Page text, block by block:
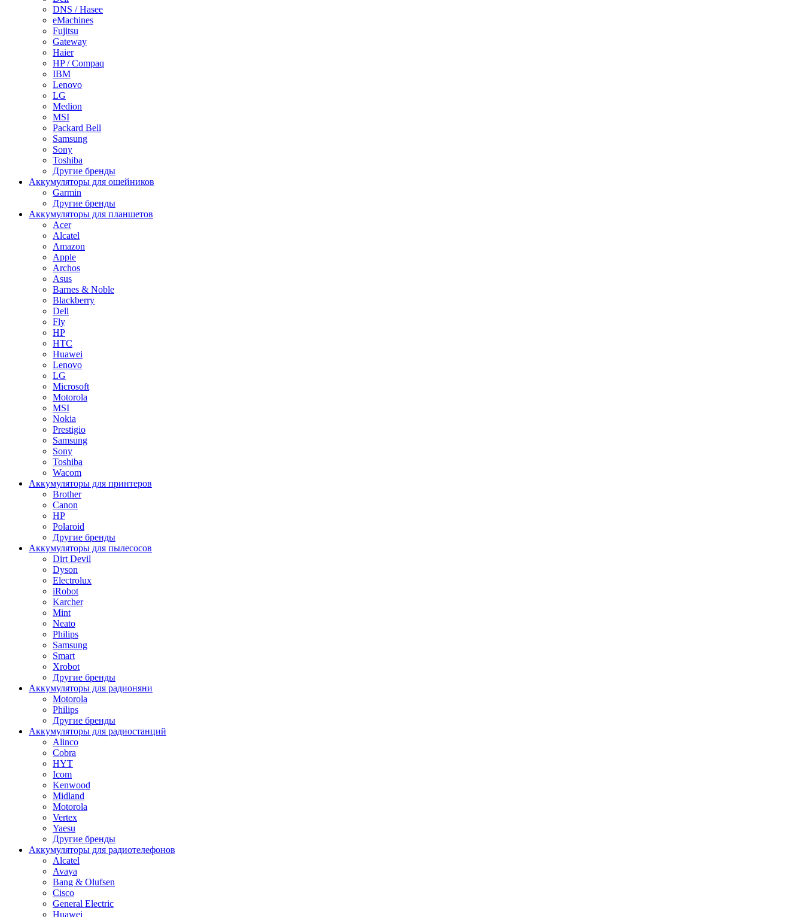
DNS / Hasee
eMachines
Fujitsu
Gateway
Haier
HP / Compaq
IBM
Lenovo
LG
Medion
MSI
Packard Bell
Samsung
Sony
Toshiba
Другие бренды
Аккумуляторы для ошейников
Garmin
Другие бренды
Аккумуляторы для планшетов
Acer
Alcatel
Amazon
Apple
Archos
Asus
Barnes & Noble
Blackberry
Dell
Fly
HP
HTC
Huawei
Lenovo
LG
Microsoft
Motorola
MSI
Nokia
Prestigio
Samsung
Sony
Toshiba
Wacom
Аккумуляторы для принтеров
Brother
Canon
HP
Polaroid
Другие бренды
Аккумуляторы для пылесосов
Dirt Devil
Dyson
Electrolux
iRobot
Karcher
Mint
Neato
Philips
Samsung
Smart
Xrobot
Другие бренды
Аккумуляторы для радионяни
Motorola
Philips
Другие бренды
Аккумуляторы для радиостанций
Alinco
Cobra
HYT
Icom
Kenwood
Midland
Motorola
Vertex
Yaesu
Другие бренды
Аккумуляторы для радиотелефонов
Alcatel
Avaya
Bang & Olufsen
Cisco
General Electric
Huawei